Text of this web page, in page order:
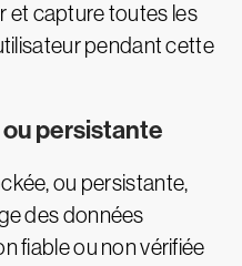
et capture toutes les
pendant cette
persistante
ou persistante,
des données
fiable ou non vérifiée